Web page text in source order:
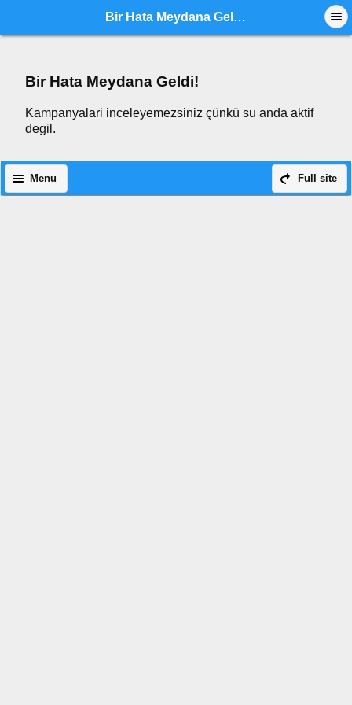
Bir Hata Meydana Geldi!
Bir Hata Meydana Geldi!
Kampanyalari inceleyemezsiniz çünkü su anda aktif
degil.
Full site
Menu